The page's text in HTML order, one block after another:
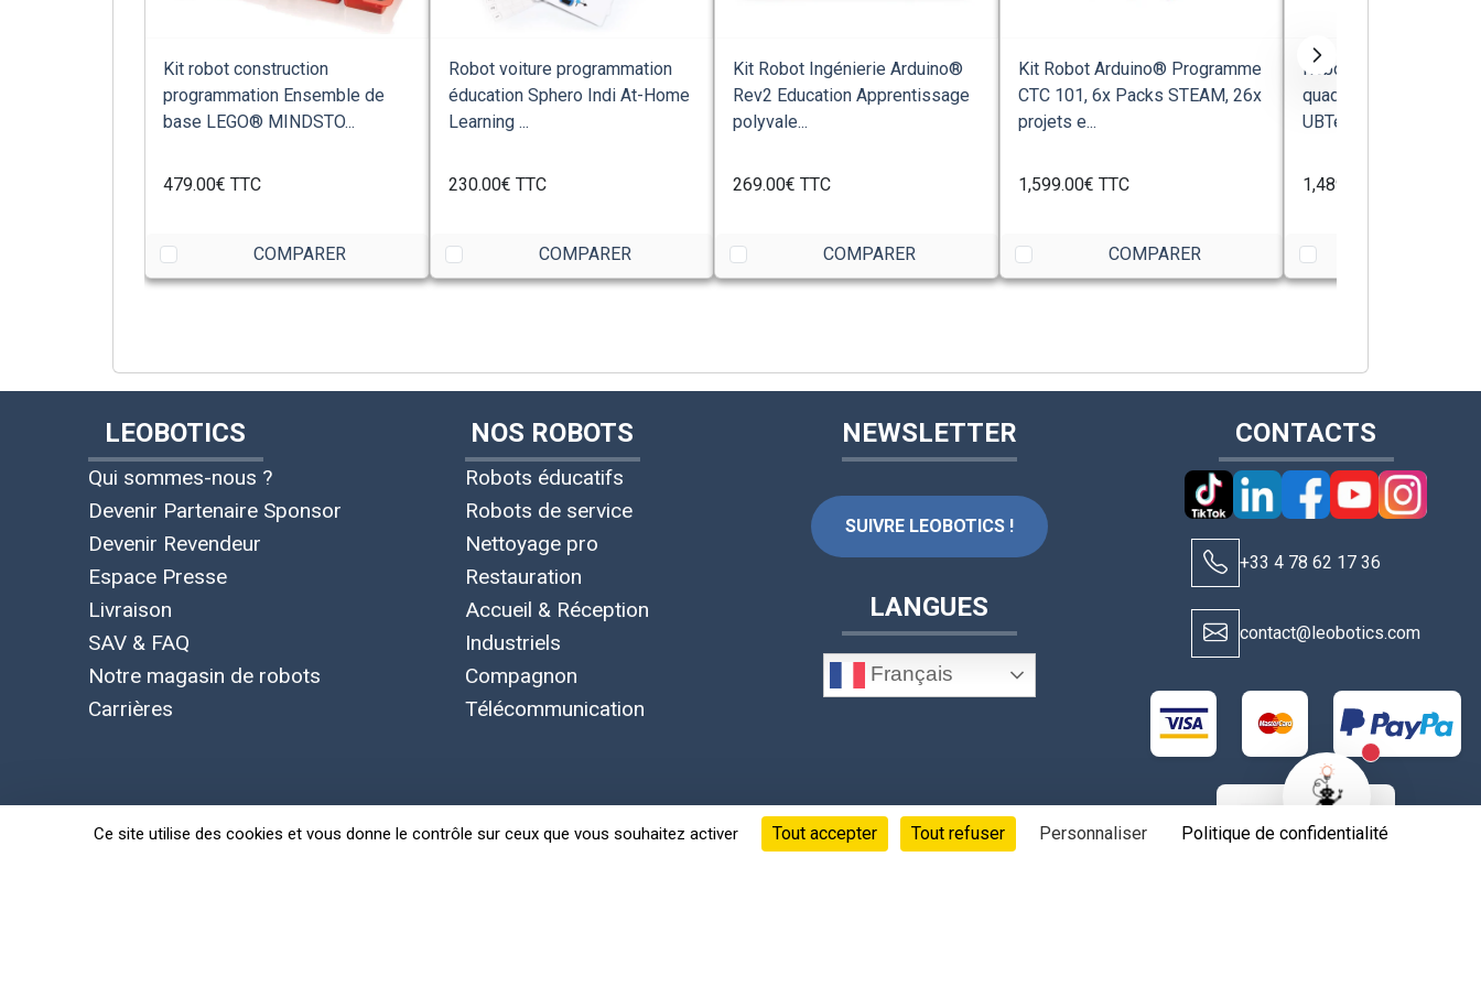
Kit robot construction
programmation Ensemble de
base LEGO® MINDSTO...
479.00€ TTC
COMPARER
Robot voiture programmation
éducation Sphero Indi At-Home
Learning ...
230.00€ TTC
COMPARER
Kit Robot Ingénierie Arduino®
Rev2 Education Apprentissage
polyvale...
269.00€ TTC
COMPARER
Kit Robot Arduino® Programme
CTC 101, 6x Packs STEAM, 26x
projets e...
1,599.00€ TTC
COMPARER
Robot éducatif à
quadrupède UGOT
UBTech
1,489.00€
LEOBOTICS
Qui sommes-nous ?
Devenir Partenaire Sponsor
Devenir Revendeur
Espace Presse
Livraison
SAV & FAQ
Notre magasin de robots
Carrières
NOS ROBOTS
Robots éducatifs
Robots de service
Nettoyage pro
Restauration
Accueil & Réception
Industriels
Compagnon
Télécommunication
NEWSLETTER
SUIVRE LEOBOTICS !
LANGUES
Français
CONTACTS
+33 4 78 62 17 36
contact@leobotics.com
New alerts
Ce site utilise des cookies et vous donne le contrôle sur ceux que vous souhaitez activer Tout accepter Tout refuser Personnaliser Politique de confidentialité